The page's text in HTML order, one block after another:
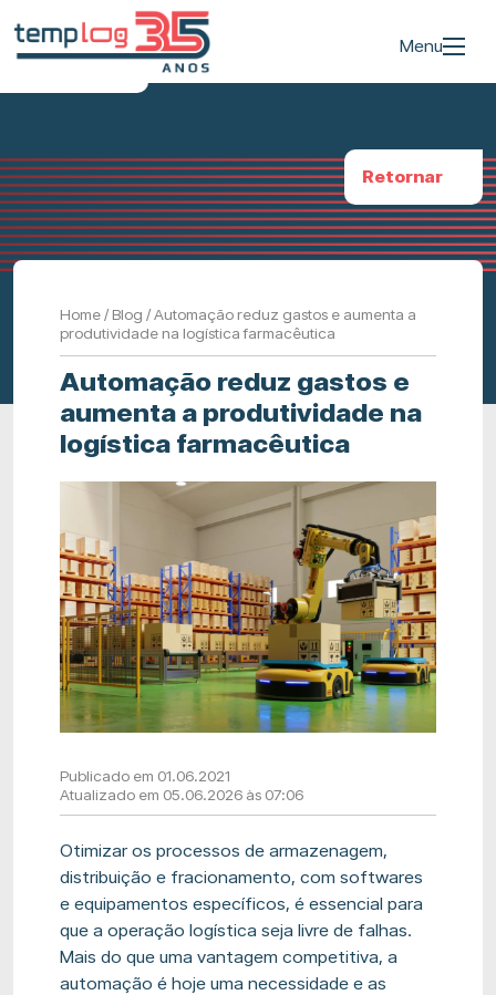
Menu
Retornar
Home/Blog /Automação reduz gastos e aumenta a
produtividade na logística farmacêutica
Automação reduz gastos e
aumenta a produtividade na
logística farmacêutica
Publicado em 01.06.2021
Atualizado em 05.06.2026 às 07:06
Otimizar os processos de armazenagem,
distribuição e fracionamento, com softwares
e equipamentos específicos, é essencial para
que a operação logística seja livre de falhas.
Mais do que uma vantagem competitiva, a
automação é hoje uma necessidade e as